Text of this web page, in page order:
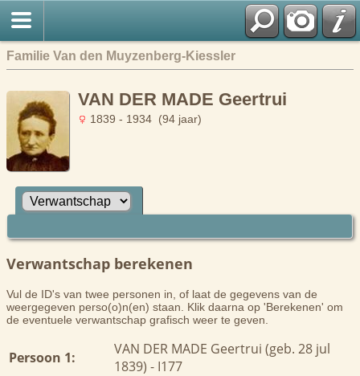
Familie Van den Muyzenberg-Kiessler
VAN DER MADE Geertrui
1839 - 1934 (94 jaar)
Verwantschap berekenen
Vul de ID's van twee personen in, of laat de gegevens van de
weergegeven perso(o)n(en) staan. Klik daarna op 'Berekenen' om
de eventuele verwantschap grafisch weer te geven.
Persoon 1:
VAN DER MADE Geertrui (geb. 28 jul
1839) - I177